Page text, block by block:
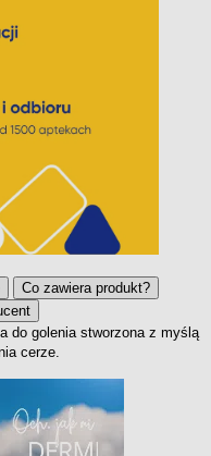
Co zawiera produkt?
do golenia stworzona z myślą
cerze.